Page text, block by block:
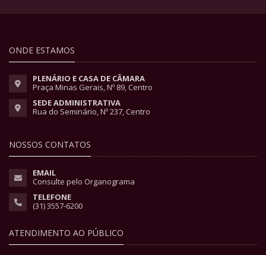
ONDE ESTAMOS
PLENÁRIO E CASA DE CÂMARA
Praça Minas Gerais, Nº 89, Centro
SEDE ADMINISTRATIVA
Rua do Seminário, Nº 237, Centro
NOSSOS CONTATOS
EMAIL
Consulte pelo Organograma
TELEFONE
(31) 3557-6200
ATENDIMENTO AO PÚBLICO